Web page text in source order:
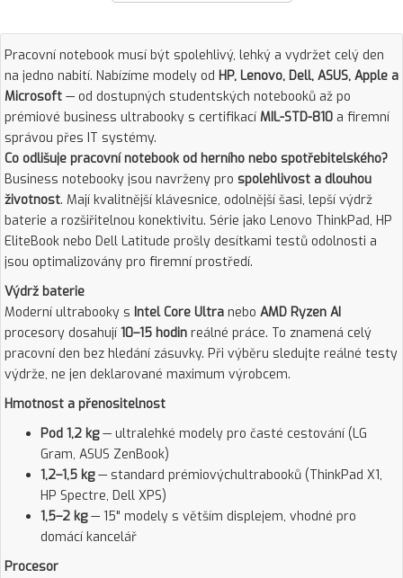
Pracovní notebook musí být spolehlivý, lehký a vydržet celý den
na jedno nabití. Nabízíme modely od HP, Lenovo, Dell, ASUS, Apple a
Microsoft — od dostupných studentských notebooků až po
prémiové business ultrabooky s certifikací MIL-STD-810 a firemní
správou přes IT systémy.
Co odlišuje pracovní notebook od herního nebo spotřebitelského?
Business notebooky jsou navrženy pro spolehlivost a dlouhou
životnost. Mají kvalitnější klávesnice, odolnější šasi, lepší výdrž
baterie a rozšiřitelnou konektivitu. Série jako Lenovo ThinkPad, HP
EliteBook nebo Dell Latitude prošly desítkami testů odolnosti a
jsou optimalizovány pro firemní prostředí.
Výdrž baterie
Moderní ultrabooky s Intel Core Ultra nebo AMD Ryzen AI
procesory dosahují 10–15 hodin reálné práce. To znamená celý
pracovní den bez hledání zásuvky. Při výběru sledujte reálné testy
výdrže, ne jen deklarované maximum výrobcem.
Hmotnost a přenositelnost
Pod 1,2 kg— ultralehké modely pro časté cestování (LG
Gram, ASUS ZenBook)
1,2–1,5 kg— standard prémiovýchultrabooků (ThinkPad X1,
HP Spectre, Dell XPS)
1,5–2 kg— 15" modely s větším displejem, vhodné pro
domácí kancelář
Procesor